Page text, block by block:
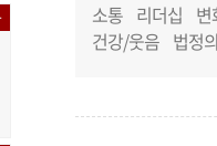
소통 리더십
건강/웃음 법정